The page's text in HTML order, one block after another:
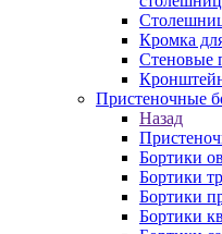
Кромка
Стеновые
Пристеночные
Назад
Бортики
Бортики
Бортики
Бортики